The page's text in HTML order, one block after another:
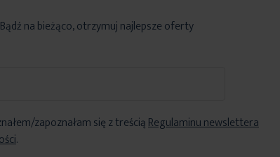
na bieżąco, otrzymuj najlepsze oferty
zapoznałam się z treściąRegulaminu newslettera
.